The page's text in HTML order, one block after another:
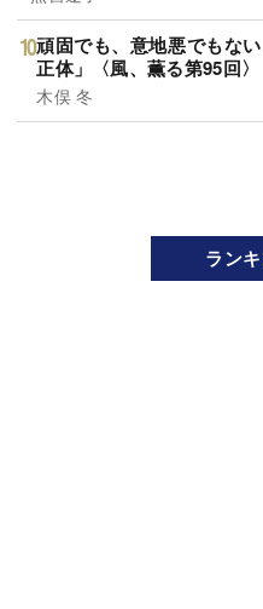
頑固でも、意地悪でもな
正体」〈風、薫る第95回〉
木俣 冬
ラン